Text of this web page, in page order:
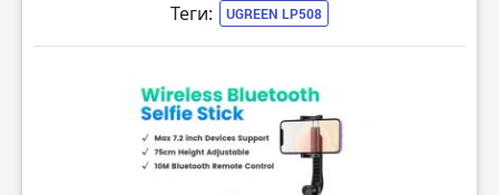
Теги: UGREEN LP508